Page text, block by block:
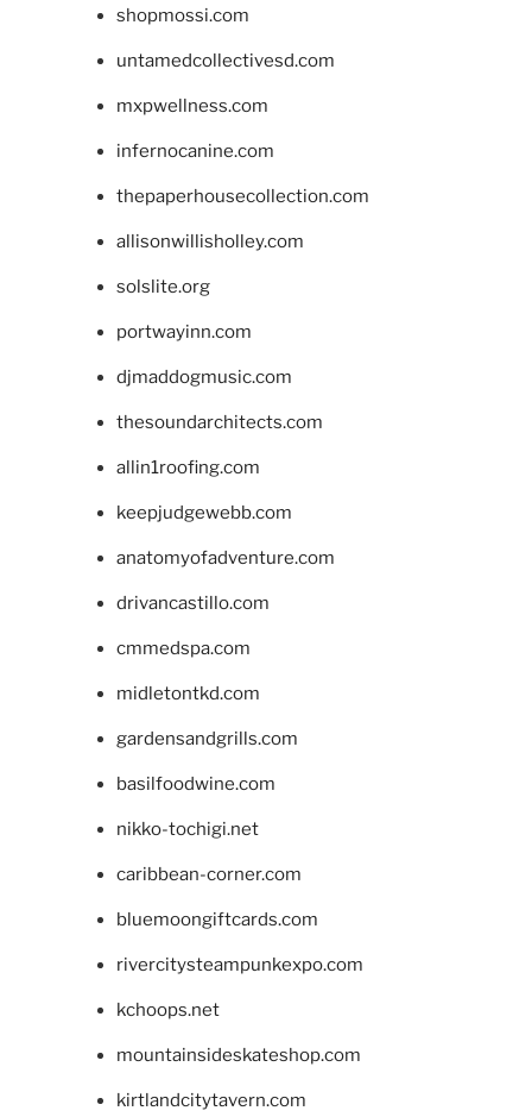
shopmossi.com
untamedcollectivesd.com
mxpwellness.com
infernocanine.com
thepaperhousecollection.com
allisonwillisholley.com
solslite.org
portwayinn.com
djmaddogmusic.com
thesoundarchitects.com
allin1roofing.com
keepjudgewebb.com
anatomyofadventure.com
drivancastillo.com
cmmedspa.com
midletontkd.com
gardensandgrills.com
basilfoodwine.com
nikko-tochigi.net
caribbean-corner.com
bluemoongiftcards.com
rivercitysteampunkexpo.com
kchoops.net
mountainsideskateshop.com
kirtlandcitytavern.com